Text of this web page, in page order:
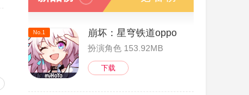
No.1 崩坏：星穹铁道oppo
扮演角色 153.92MB
下载